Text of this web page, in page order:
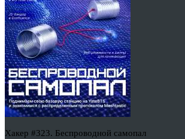
Хакер #323. Беспроводной самопал